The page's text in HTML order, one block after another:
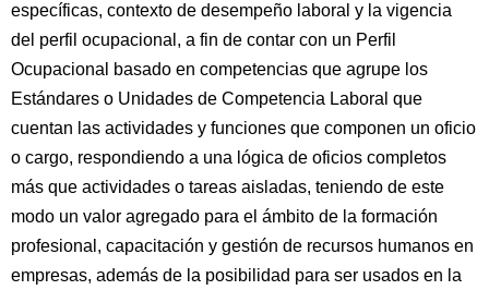
específicas, contexto de desempeño laboral y la vigencia
del perfil ocupacional, a fin de contar con un Perfil
Ocupacional basado en competencias que agrupe los
Estándares o Unidades de Competencia Laboral que
cuentan las actividades y funciones que componen un oficio
o cargo, respondiendo a una lógica de oficios completos
más que actividades o tareas aisladas, teniendo de este
modo un valor agregado para el ámbito de la formación
profesional, capacitación y gestión de recursos humanos en
empresas, además de la posibilidad para ser usados en la